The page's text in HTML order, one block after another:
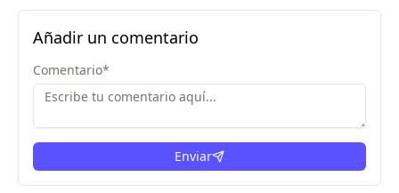
Añadir un comentario
Comentario*
Enviar